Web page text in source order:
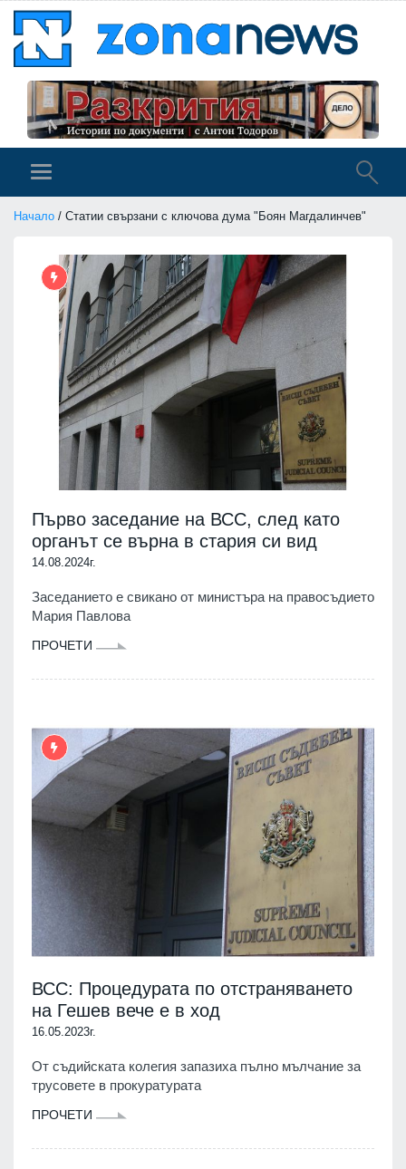
Начало / Статии свързани с ключова дума "Боян Магдалинчев"
Първо заседание на ВСС, след като
органът се върна в стария си вид
14.08.2024г.
Заседанието е свикано от министъра на правосъдието
Мария Павлова
ПРОЧЕТИ
ВСС: Процедурата по отстраняването
на Гешев вече е в ход
16.05.2023г.
От съдийската колегия запазиха пълно мълчание за
трусовете в прокуратурата
ПРОЧЕТИ